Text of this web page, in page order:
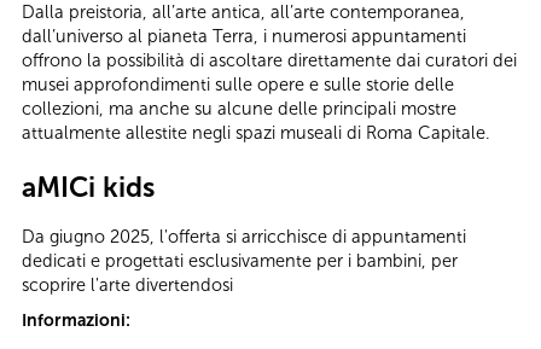
Dalla preistoria, all’arte antica, all’arte contemporanea,
dall’universo al pianeta Terra, i numerosi appuntamenti
offrono la possibilità di ascoltare direttamente dai curatori dei
musei approfondimenti sulle opere e sulle storie delle
collezioni, ma anche su alcune delle principali mostre
attualmente allestite negli spazi museali di Roma Capitale.
aMICi kids
Da giugno 2025, l'offerta si arricchisce di appuntamenti
dedicati e progettati esclusivamente per i bambini, per
scoprire l'arte divertendosi
Informazioni: